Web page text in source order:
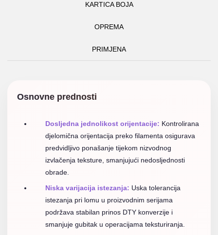
KARTICA BOJA
OPREMA
PRIMJENA
Osnovne prednosti
Dosljedna jednolikost orijentacije: Kontrolirana
djelomična orijentacija preko filamenta osigurava
predvidljivo ponašanje tijekom nizvodnog
izvlačenja teksture, smanjujući nedosljednosti
obrade.
Niska varijacija istezanja: Uska tolerancija
istezanja pri lomu u proizvodnim serijama
podržava stabilan prinos DTY konverzije i
smanjuje gubitak u operacijama teksturiranja.